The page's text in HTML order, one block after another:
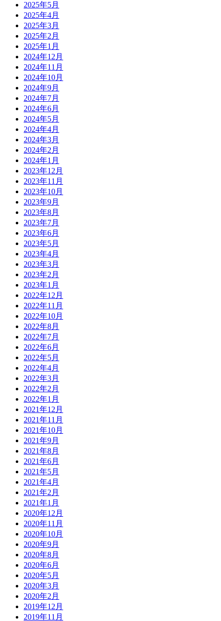
2025年5月
2025年4月
2025年3月
2025年2月
2025年1月
2024年12月
2024年11月
2024年10月
2024年9月
2024年7月
2024年6月
2024年5月
2024年4月
2024年3月
2024年2月
2024年1月
2023年12月
2023年11月
2023年10月
2023年9月
2023年8月
2023年7月
2023年6月
2023年5月
2023年4月
2023年3月
2023年2月
2023年1月
2022年12月
2022年11月
2022年10月
2022年8月
2022年7月
2022年6月
2022年5月
2022年4月
2022年3月
2022年2月
2022年1月
2021年12月
2021年11月
2021年10月
2021年9月
2021年8月
2021年6月
2021年5月
2021年4月
2021年2月
2021年1月
2020年12月
2020年11月
2020年10月
2020年9月
2020年8月
2020年6月
2020年5月
2020年3月
2020年2月
2019年12月
2019年11月